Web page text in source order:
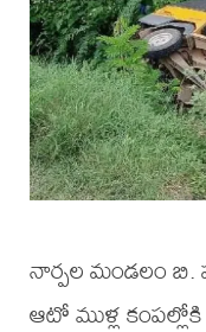
నార్పల మండలం బి.
ఆటో ముళ్ల